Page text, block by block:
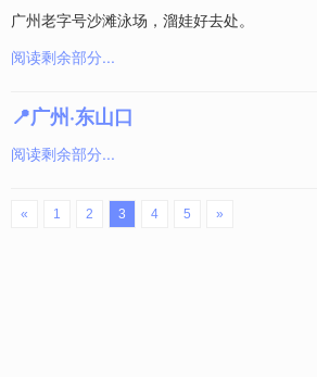
广州老字号沙滩泳场，溜娃好去处。
阅读剩余部分...
📍广州·东山口
阅读剩余部分...
« 1 2 3 4 5 »